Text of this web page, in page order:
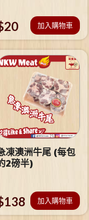
20 加入購物車
凍澳洲牛尾 (每包
2磅半)
138 加入購物車